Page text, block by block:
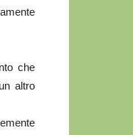
che
altro